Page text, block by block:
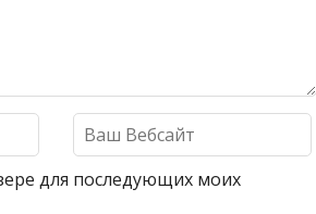
для последующих моих